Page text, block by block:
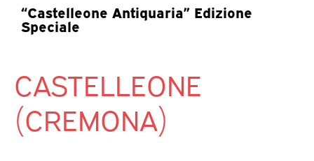
“Castelleone Antiquaria” Edizione
Speciale
CASTELLEONE
(CREMONA)